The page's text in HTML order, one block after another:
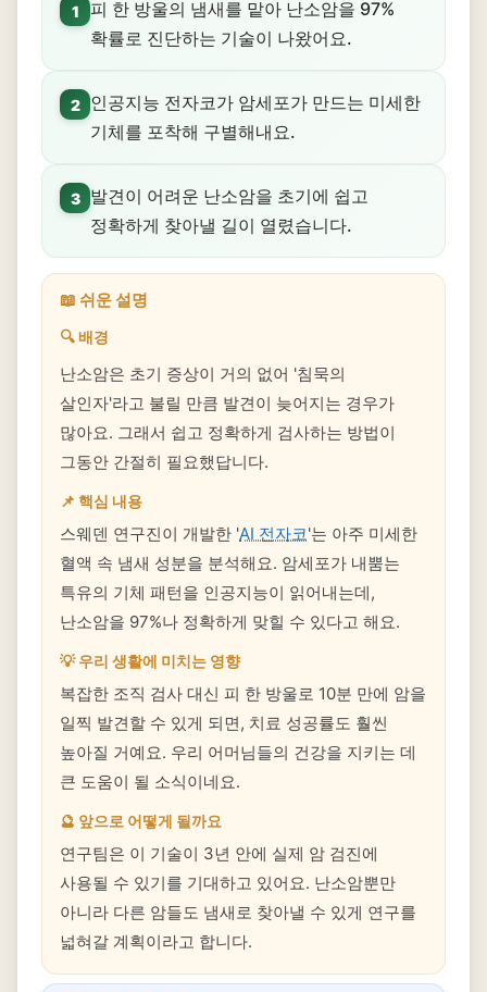
1
피 한 방울의 냄새를 맡아 난소암을 97%
확률로 진단하는 기술이 나왔어요.
2
인공지능 전자코가 암세포가 만드는 미세한
기체를 포착해 구별해내요.
3
발견이 어려운 난소암을 초기에 쉽고
정확하게 찾아낼 길이 열렸습니다.
📖 쉬운 설명
🔍 배경
난소암은 초기 증상이 거의 없어 '침묵의
살인자'라고 불릴 만큼 발견이 늦어지는 경우가
많아요. 그래서 쉽고 정확하게 검사하는 방법이
그동안 간절히 필요했답니다.
📌 핵심 내용
스웨덴 연구진이 개발한 'AI 전자코'는 아주 미세한
혈액 속 냄새 성분을 분석해요. 암세포가 내뿜는
특유의 기체 패턴을 인공지능이 읽어내는데,
난소암을 97%나 정확하게 맞힐 수 있다고 해요.
💡 우리 생활에 미치는 영향
복잡한 조직 검사 대신 피 한 방울로 10분 만에 암을
일찍 발견할 수 있게 되면, 치료 성공률도 훨씬
높아질 거예요. 우리 어머님들의 건강을 지키는 데
큰 도움이 될 소식이네요.
🔮 앞으로 어떻게 될까요
연구팀은 이 기술이 3년 안에 실제 암 검진에
사용될 수 있기를 기대하고 있어요. 난소암뿐만
아니라 다른 암들도 냄새로 찾아낼 수 있게 연구를
넓혀갈 계획이라고 합니다.